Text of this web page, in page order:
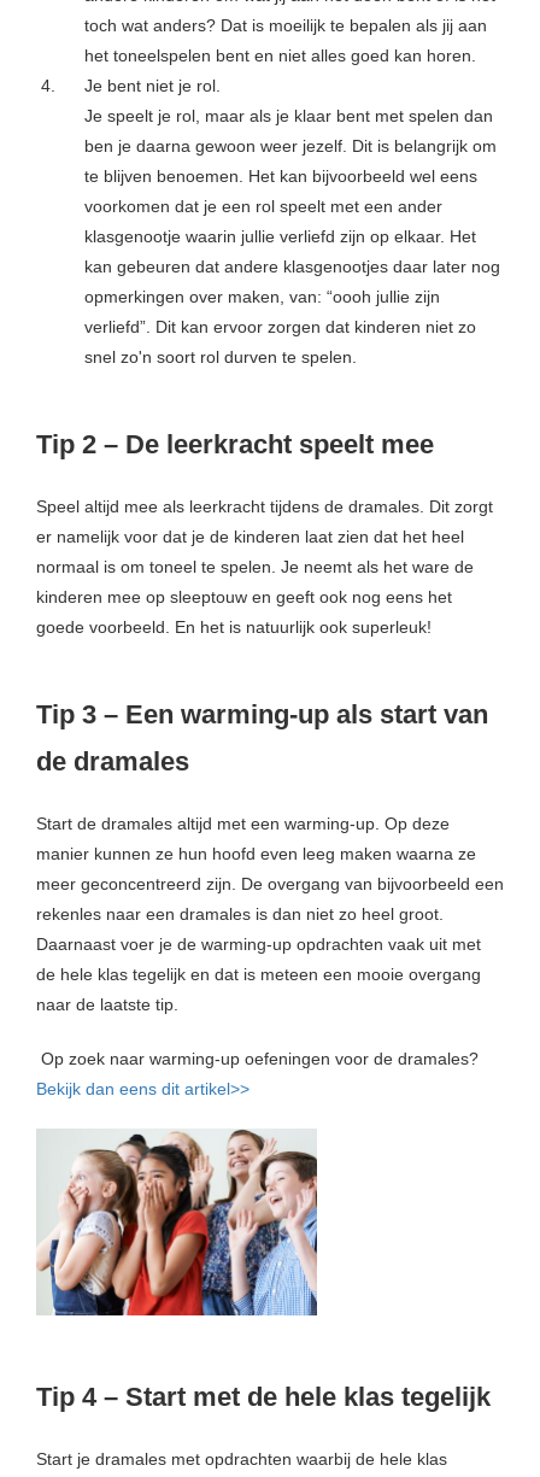
toch wat anders? Dat is moeilijk te bepalen als jij aan
het toneelspelen bent en niet alles goed kan horen.
Je bent niet je rol.
Je speelt je rol, maar als je klaar bent met spelen dan
ben je daarna gewoon weer jezelf. Dit is belangrijk om
te blijven benoemen. Het kan bijvoorbeeld wel eens
voorkomen dat je een rol speelt met een ander
klasgenootje waarin jullie verliefd zijn op elkaar. Het
kan gebeuren dat andere klasgenootjes daar later nog
opmerkingen over maken, van: “oooh jullie zijn
verliefd”. Dit kan ervoor zorgen dat kinderen niet zo
snel zo'n soort rol durven te spelen.
Tip 2 – De leerkracht speelt mee
Speel altijd mee als leerkracht tijdens de dramales. Dit zorgt
er namelijk voor dat je de kinderen laat zien dat het heel
normaal is om toneel te spelen. Je neemt als het ware de
kinderen mee op sleeptouw en geeft ook nog eens het
goede voorbeeld. En het is natuurlijk ook superleuk!
Tip 3 – Een warming-up als start van
de dramales
Start de dramales altijd met een warming-up. Op deze
manier kunnen ze hun hoofd even leeg maken waarna ze
meer geconcentreerd zijn. De overgang van bijvoorbeeld een
rekenles naar een dramales is dan niet zo heel groot.
Daarnaast voer je de warming-up opdrachten vaak uit met
de hele klas tegelijk en dat is meteen een mooie overgang
naar de laatste tip.
Op zoek naar warming-up oefeningen voor de dramales?
Bekijk dan eens dit artikel>>
Tip 4 – Start met de hele klas tegelijk
Start je dramales met opdrachten waarbij de hele klas